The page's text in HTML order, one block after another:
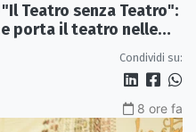
Teatro senza Teatro":
porta il teatro nelle
Condividi su:
8 ore fa